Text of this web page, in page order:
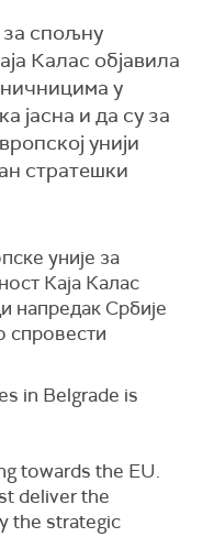
спољну
Калас објавила
у
јасна и да су за
унији
стратешки
уније за
Каја Калас
напредак Србије
спровести
in Belgrade is
towards the EU.
deliver the
the strategic